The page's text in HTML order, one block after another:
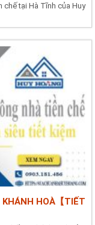
tại Hà Tĩnh của Huy
HOÀ【TIẾT